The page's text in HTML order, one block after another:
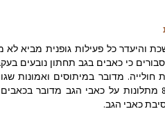
והיעדר כל פעילות גופנית מביא לא
כי כאבים בגב תחתון נובעים
מדובר במיתוסים ואמונות
היות שמחקרים סטטיסטיים הראו כי ב- 85% מתלונות על כאבי הגב מדובר
כאבי הגב.